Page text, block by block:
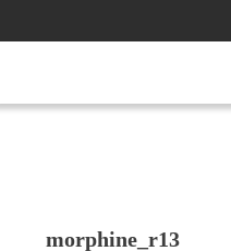
morphine_r13